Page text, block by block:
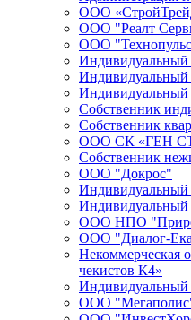
ООО
ООО "Реалт
ООО
Индивидуальный
Индивидуальный
Индивидуальный
Собственник
Собственник
ООО СК «ГЕН
Собственник
ООО "Докрос"
Индивидуальный
Индивидуальный
ООО НПО
ООО "Диалог-
Некоммерческая
чекистов К4»
Индивидуальный
ООО